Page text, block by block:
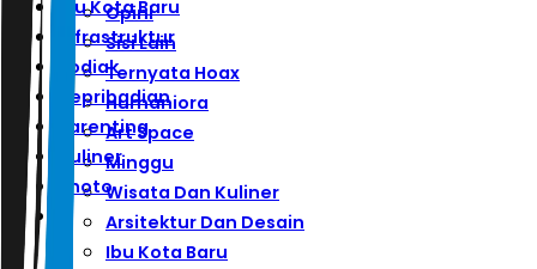
Ibu Kota Baru
Infrastruktur
Zodiak
Kepribadian
Parenting
Kuliner
Photo
Opini
Sisi Lain
Ternyata Hoax
Humaniora
Art Space
Minggu
Wisata Dan Kuliner
Arsitektur Dan Desain
Ibu Kota Baru